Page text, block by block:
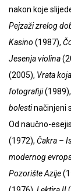
nakon koje
Pejzaži zrelog
Kasino (1987),
Jesenja violina
(2005), Vrata
fotografiji(1989),
bolestinačinjeni
Od naučno-
(1972), Čakra –
modernog
Pozorište Azije